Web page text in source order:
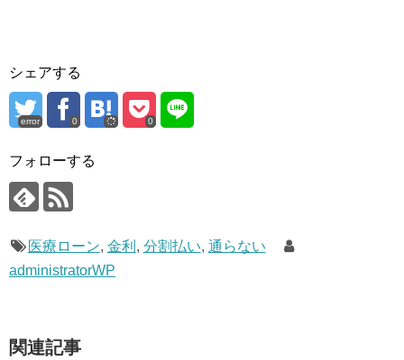
シェアする
error 0 0
フォローする
医療ローン, 金利 , 分割払い, 通らない
administratorWP
関連記事